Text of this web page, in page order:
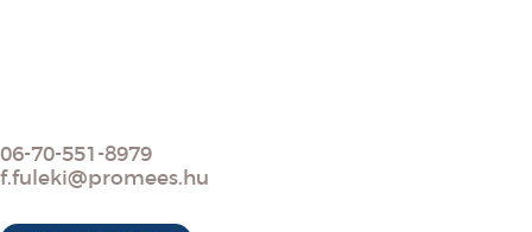
06-70-551-8979
f.fuleki@promees.hu